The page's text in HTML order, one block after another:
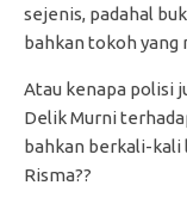
sejenis, padahal
bahkan tokoh yang
Atau kenapa polisi
Delik Murni
bahkan berkali-kali
Risma??